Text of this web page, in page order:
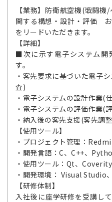
【業務】防衛航空機(戦闘
関する構想・設計・評価
をリードいただきます。
【詳細】
■次に示す電子システム開
す。
・客先要求に基づいた電子
査)
・電子システムの設計作業(
・電子システムの評価作業(
・納入後の客先支援(客先調
【使用ツール】
・プロジェクト管理：
・開発言語：C、C++、
・使用ツール：Qt、
・開発環境： Visual Studio
【研修体制】
入社後に座学研修を受講し